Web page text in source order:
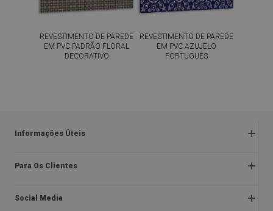
REVESTIMENTO DE PAREDE
EM PVC PADRÃO FLORAL
DECORATIVO
REVESTIMENTO DE PAREDE
EM PVC AZUJELO
PORTUGUÊS
Informações Úteis
Devoluções e reclamações
Política de privacidade e cookies
Para Os Clientes
Sobre nós
Social Media